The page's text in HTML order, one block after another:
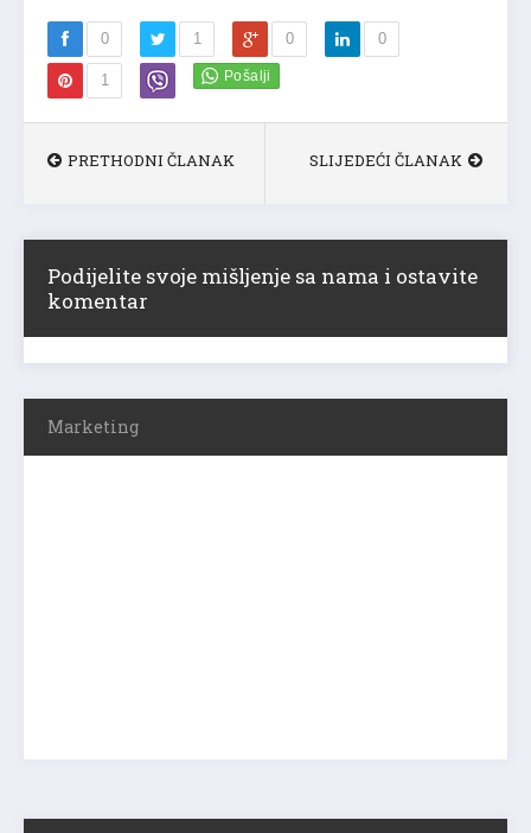
0 1 0 0
1
PRETHODNI ČLANAK SLIJEDEĆI ČLANAK
Podijelite svoje mišljenje sa nama i ostavite
komentar
Marketing